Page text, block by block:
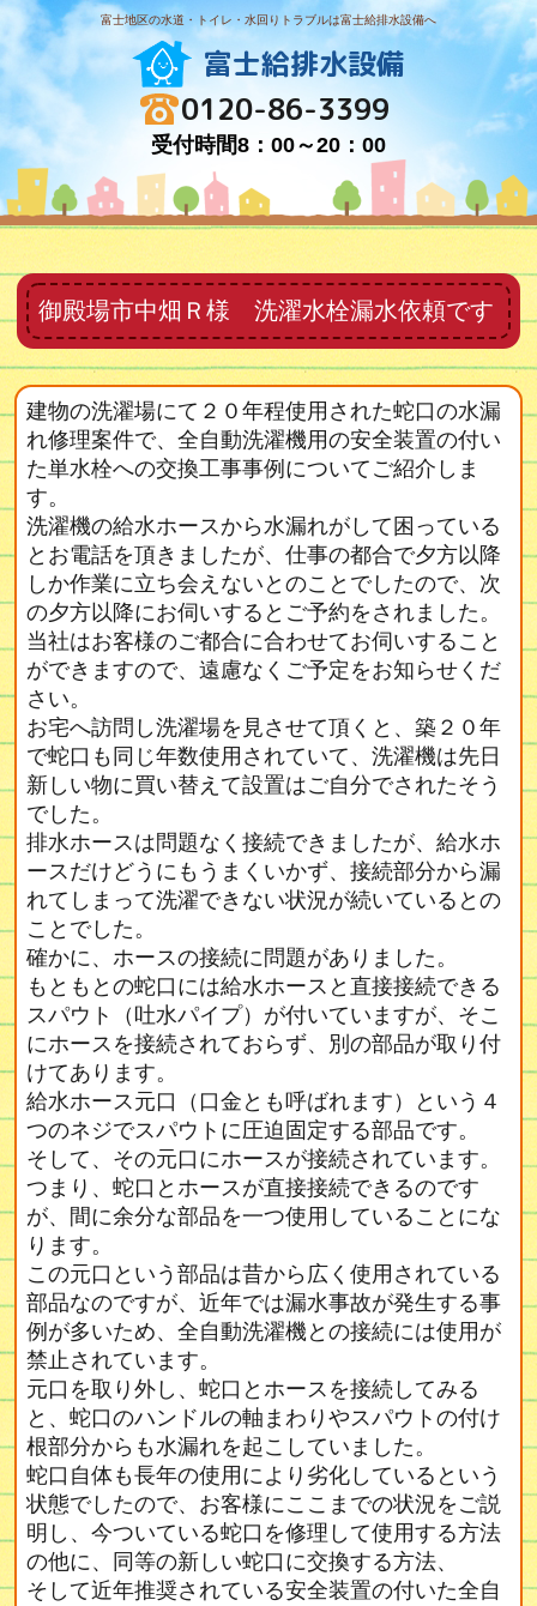
富士地区の水道・トイレ・水回りトラブルは富士給排水設備へ
富士給排水設備
0120-86-3399
受付時間8：00～20：00
御殿場市中畑Ｒ様 洗濯水栓漏水依頼です
建物の洗濯場にて２０年程使用された蛇口の水漏
れ修理案件で、全自動洗濯機用の安全装置の付い
た単水栓への交換工事事例についてご紹介しま
す。
洗濯機の給水ホースから水漏れがして困っている
とお電話を頂きましたが、仕事の都合で夕方以降
しか作業に立ち会えないとのことでしたので、次
の夕方以降にお伺いするとご予約をされました。
当社はお客様のご都合に合わせてお伺いすること
ができますので、遠慮なくご予定をお知らせくだ
さい。
お宅へ訪問し洗濯場を見させて頂くと、築２０年
で蛇口も同じ年数使用されていて、洗濯機は先日
新しい物に買い替えて設置はご自分でされたそう
でした。
排水ホースは問題なく接続できましたが、給水ホ
ースだけどうにもうまくいかず、接続部分から漏
れてしまって洗濯できない状況が続いているとの
ことでした。
確かに、ホースの接続に問題がありました。
もともとの蛇口には給水ホースと直接接続できる
スパウト（吐水パイプ）が付いていますが、そこ
にホースを接続されておらず、別の部品が取り付
けてあります。
給水ホース元口（口金とも呼ばれます）という４
つのネジでスパウトに圧迫固定する部品です。
そして、その元口にホースが接続されています。
つまり、蛇口とホースが直接接続できるのです
が、間に余分な部品を一つ使用していることにな
ります。
この元口という部品は昔から広く使用されている
部品なのですが、近年では漏水事故が発生する事
例が多いため、全自動洗濯機との接続には使用が
禁止されています。
元口を取り外し、蛇口とホースを接続してみる
と、蛇口のハンドルの軸まわりやスパウトの付け
根部分からも水漏れを起こしていました。
蛇口自体も長年の使用により劣化しているという
状態でしたので、お客様にここまでの状況をご説
明し、今ついている蛇口を修理して使用する方法
の他に、同等の新しい蛇口に交換する方法、
そして近年推奨されている安全装置の付いた全自